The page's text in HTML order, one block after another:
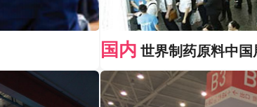
国内 世界制药原料中